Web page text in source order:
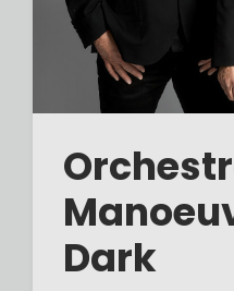
Dark